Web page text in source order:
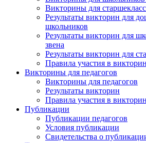
Викторины для
Результаты викторин для
школьников
Результаты викторин для
звена
Результаты викторин для
Правила участия в
Викторины для педагогов
Викторины для педагогов
Результаты викторин
Правила участия в
Публикации
Публикации педагогов
Условия публикации
Свидетельства о